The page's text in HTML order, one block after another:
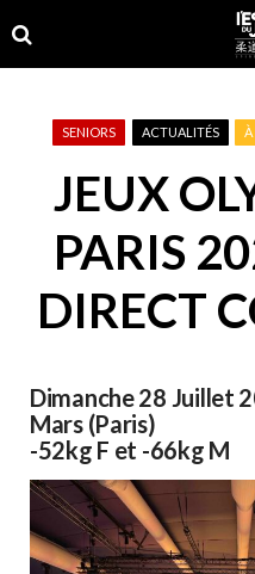
to
navigation
to
content
SENIORS ACTUALITÉS
JEUX
PARIS
DIRECT
Dimanche 28 Juillet
Mars (Paris)
-52kg F et -66kg M